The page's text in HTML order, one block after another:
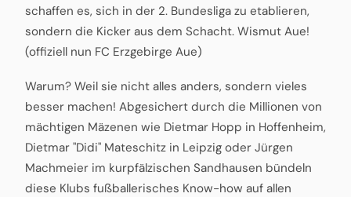
schaffen es, sich in der 2. Bundesliga zu etablieren,
sondern die Kicker aus dem Schacht. Wismut Aue!
(offiziell nun FC Erzgebirge Aue)
Warum? Weil sie nicht alles anders, sondern vieles
besser machen! Abgesichert durch die Millionen von
mächtigen Mäzenen wie Dietmar Hopp in Hoffenheim,
Dietmar "Didi" Mateschitz in Leipzig oder Jürgen
Machmeier im kurpfälzischen Sandhausen bündeln
diese Klubs fußballerisches Know-how auf allen